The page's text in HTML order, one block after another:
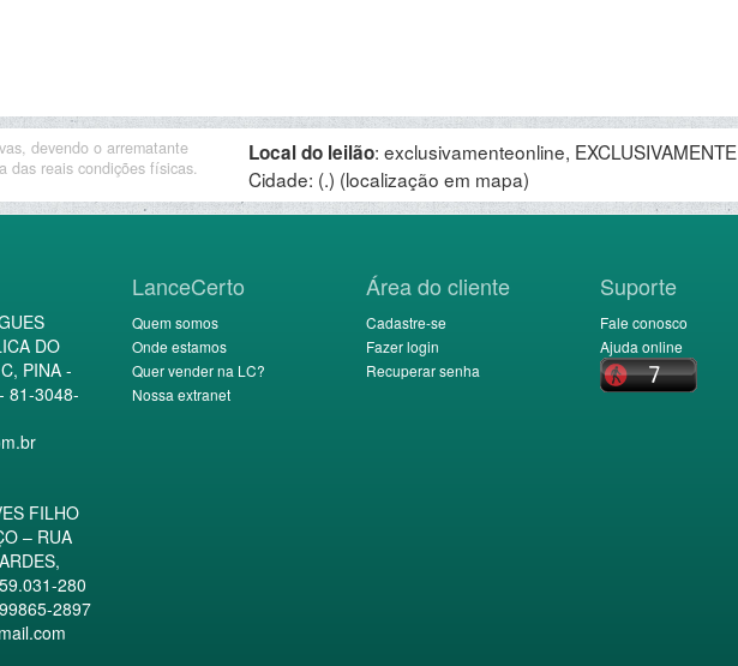
devendo o arrematante
das reais condições físicas.
Local do leilão: exclusivamenteonline,
Cidade: (.) (localização em mapa)
DO
PINA -
81-3048-
FILHO
– RUA
280
2897
LanceCerto
Quem somos
Onde estamos
Quer vender na LC?
Nossa extranet
Área do cliente
Cadastre-se
Fazer login
Recuperar senha
Suporte
Fale conosco
Ajuda online